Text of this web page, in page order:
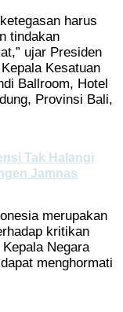
harus
tindakan
ujar Presiden
Kesatuan
Ballroom, Hotel
Provinsi Bali,
Tak Halangi
Jamnas
merupakan
kritikan
Negara
menghormati